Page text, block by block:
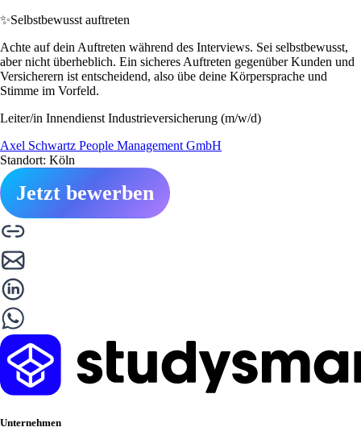
✨Selbstbewusst auftreten
Achte auf dein Auftreten während des Interviews. Sei selbstbewusst,
aber nicht überheblich. Ein sicheres Auftreten gegenüber Kunden und
Versicherern ist entscheidend, also übe deine Körpersprache und
Stimme im Vorfeld.
Leiter/in Innendienst Industrieversicherung (m/w/d)
Axel Schwartz People Management GmbH
Standort: Köln
Jetzt bewerben
Unternehmen